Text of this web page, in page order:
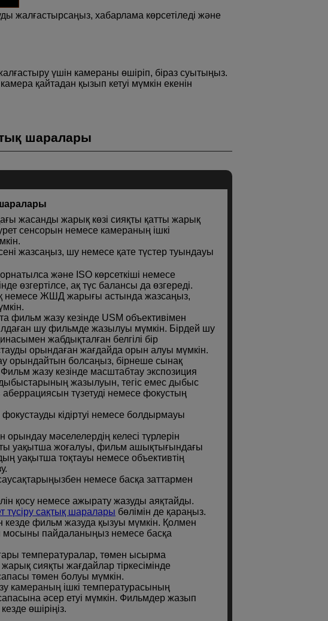
жалғастырсаңыз, хабарлама көрсетіледі және
үшін камераны өшіріп, біраз суытыңыз.
қайтадан қызып кетуі мүмкін екенін
шаралары
жасанды жарық көзі сияқты қатты жарық
сенсорын немесе камераның ішкі
жазсаңыз, шу немесе қате түстер туындауы
орнатылса және ISO көрсеткiшi немесе
өзгертілсе, ақ түс балансы да өзгереді.
немесе ЖШД жарығы астында жазсаңыз,
фильм жазу кезінде USM объективімен
шу фильмде жазылуы мүмкін. Бірдей шу
жабдықталған белгілі бір
орындаған жағдайда орын алуы мүмкін.
орындайтын болсаңыз, бірнеше сынақ
жазу кезінде масштабтау экспозиция
дыбыстарының жазылуын, тегіс емес дыбыс
түзетуді немесе фокустың
кідіртуі немесе болдырмауы
орындау мәселелердің келесі түрлерін
уақытша жоғалуы, фильм ашықтығындағы
уақытша тоқтауы немесе объективтің
немесе басқа заттармен
қосу немесе ажырату жазуды аяқтайды.
түсіру сақтық шаралары бөлімін де қараңыз.
кезде фильм жазуда қызуы мүмкін. Қолмен
мосыны пайдаланыңыз немесе басқа
температуралар, төмен ысырма
сияқты жағдайлар тіркесімінде
төмен болуы мүмкін.
камераның ішкі температурасының
әсер етуі мүмкін. Фильмдер жазып
өшіріңіз.